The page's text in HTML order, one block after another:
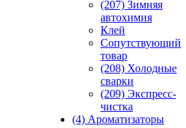
(207) Зимняя
автохимия
Клей
Сопутствующий
товар
(208) Холодные
сварки
(209) Экспреcс-
чистка
(4) Ароматизаторы